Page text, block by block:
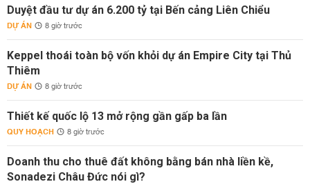
Duyệt đầu tư dự án 6.200 tỷ tại Bến cảng Liên Chiểu
DỰ ÁN 8 giờ trước
Keppel thoái toàn bộ vốn khỏi dự án Empire City tại Thủ
Thiêm
DỰ ÁN 8 giờ trước
Thiết kế quốc lộ 13 mở rộng gần gấp ba lần
QUY HOẠCH 8 giờ trước
Doanh thu cho thuê đất không bằng bán nhà liền kề,
Sonadezi Châu Đức nói gì?